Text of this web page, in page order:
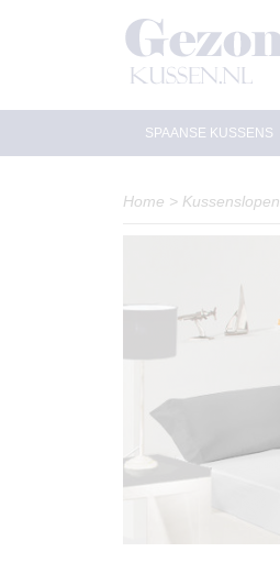
SPAANSE KUSSENS
Home > Kussenslopen